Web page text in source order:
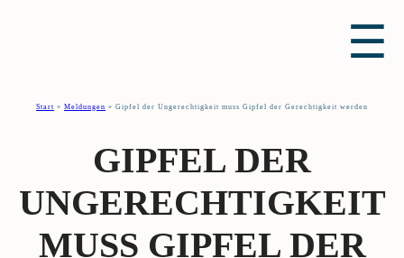
☰
Start » Meldungen » Gipfel der Ungerechtigkeit muss Gipfel der Gerechtigkeit werden
GIPFEL DER
UNGERECHTIGKEIT
MUSS GIPFEL DER